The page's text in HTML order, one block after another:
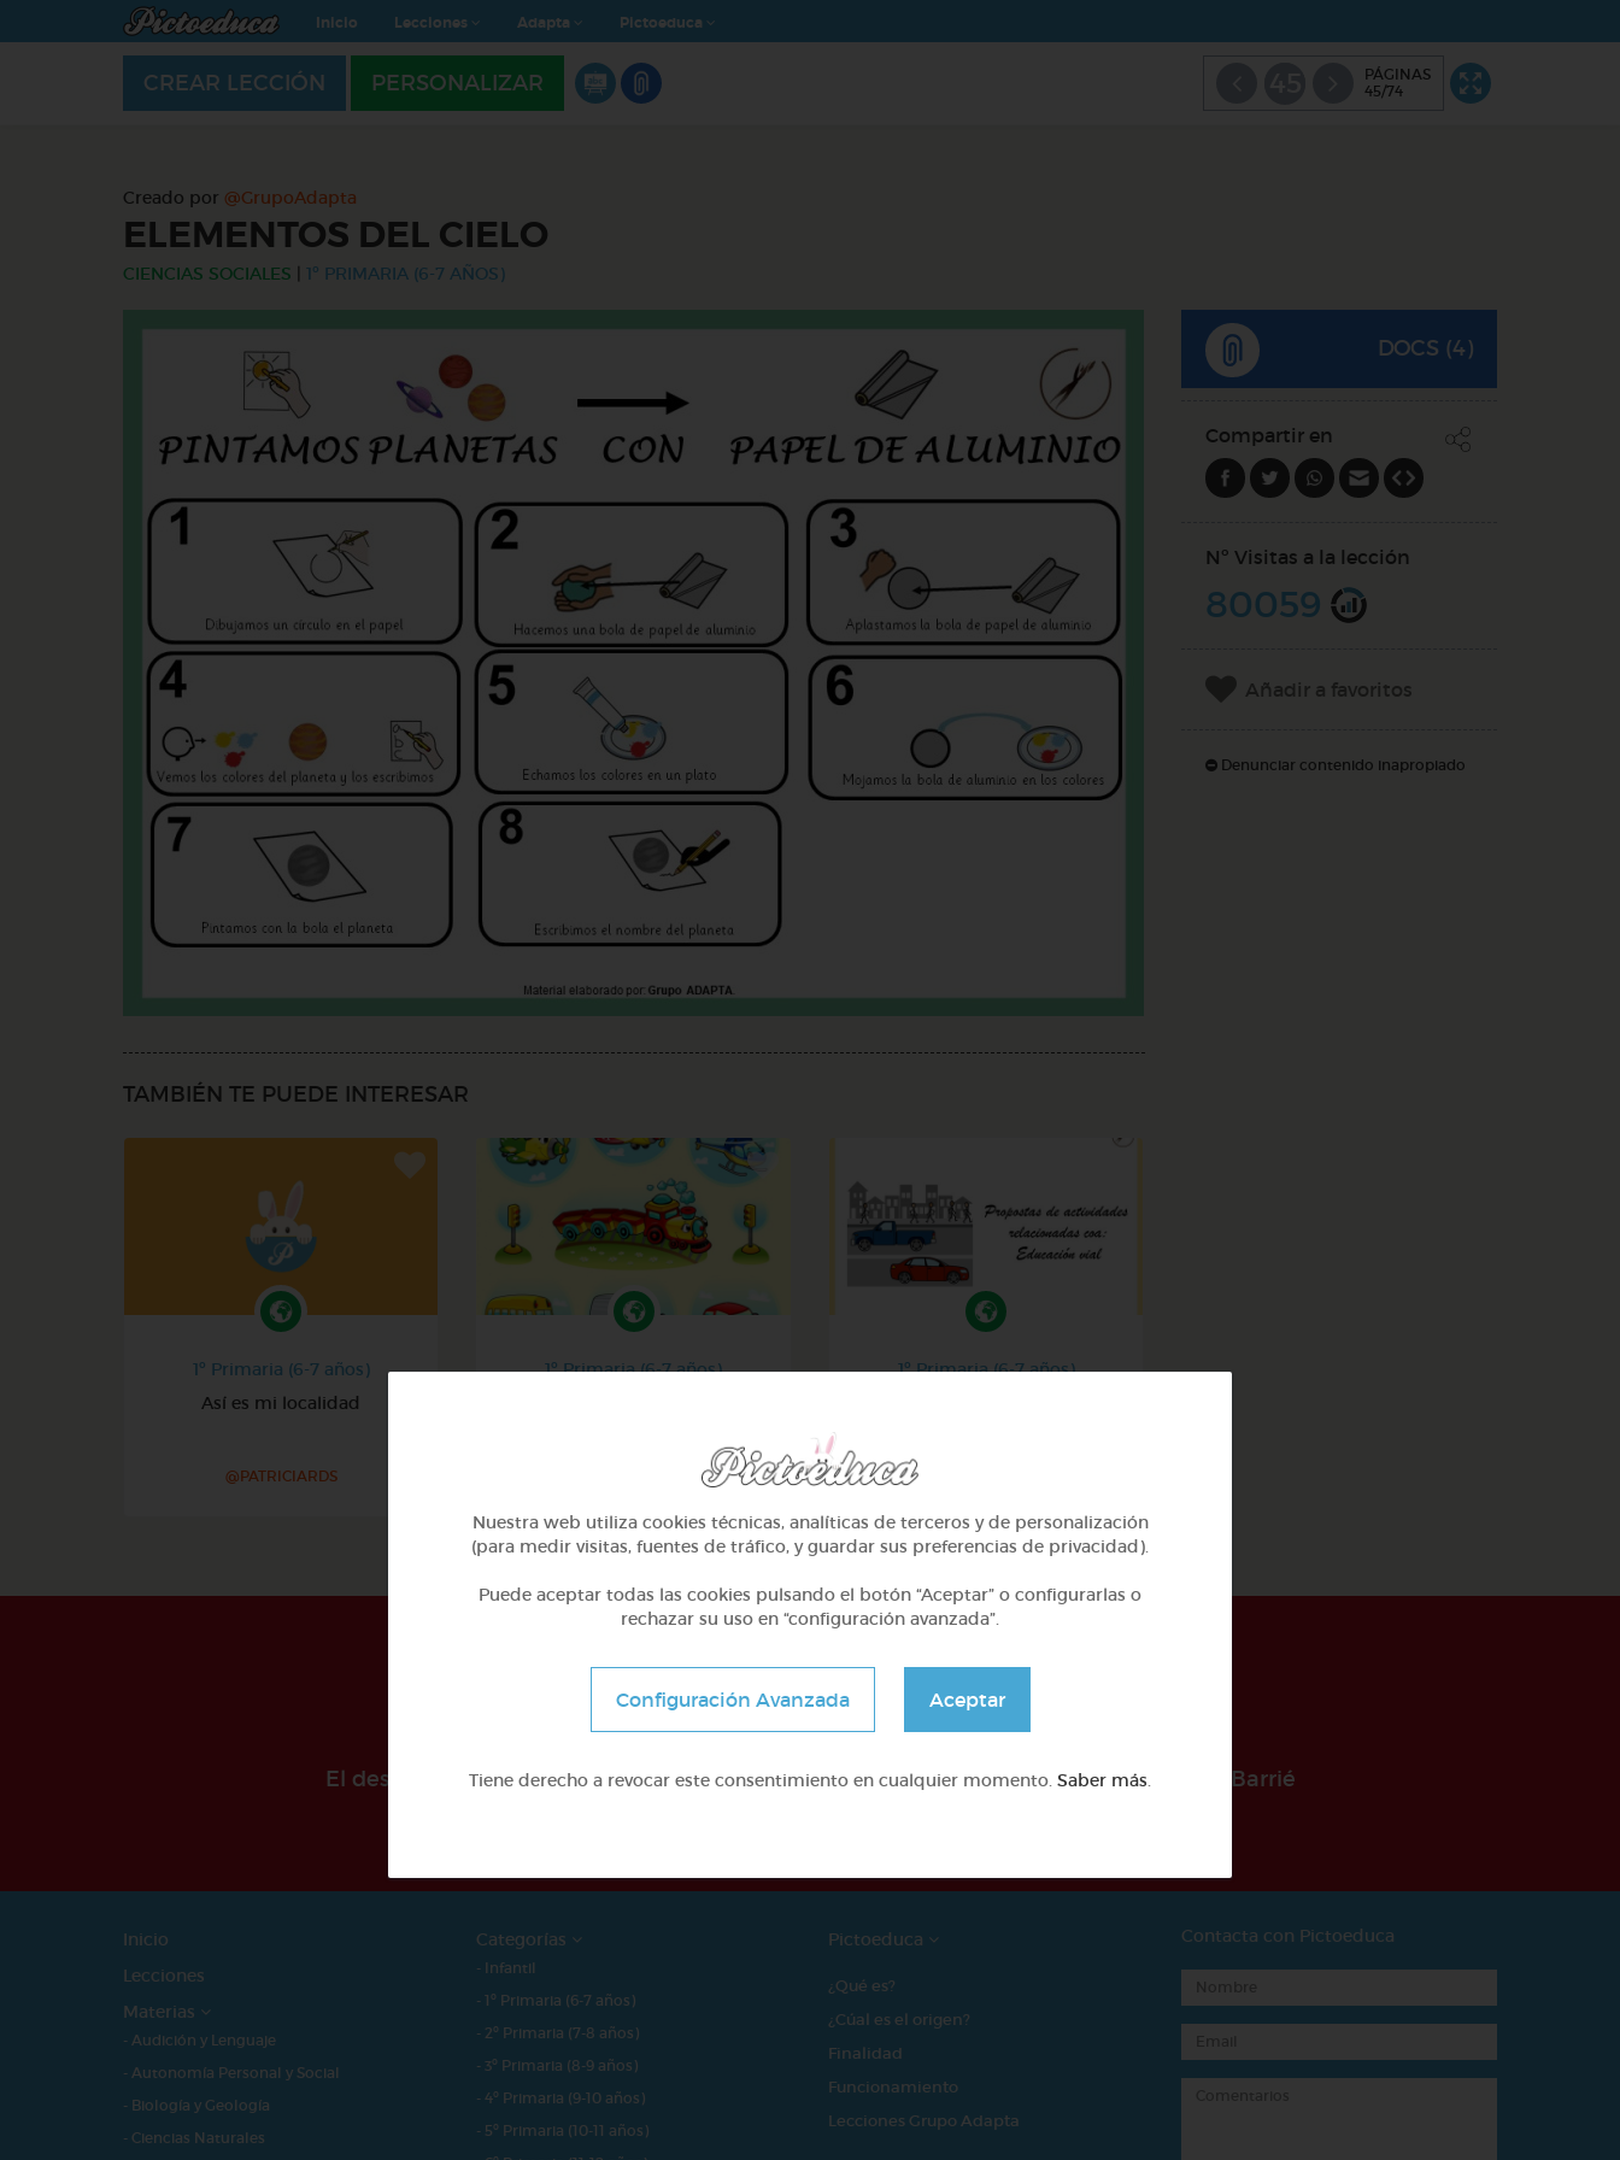
Inicio Lecciones Adapta Pictoeduca
CREAR LECCIÓN PERSONALIZAR
PÁGINAS
45/74
Creado por @GrupoAdapta
ELEMENTOS DEL CIELO
CIENCIAS SOCIALES 1º PRIMARIA (6-7 AÑOS)
TAMBIÉN TE PUEDE INTERESAR
1º Primaria (6-7 años)
Así es mi localidad
@PATRICIARDS
1º Primaria (6-7 años)
1º Primaria (6-7 años)
DOCS (4)
Compartir en
Nº Visitas a la lección
80059
Añadir a favoritos
Denunciar contenido inapropiado
El desarollo de este proyecto ha sido posible gracias al mecenazgo de la Fundación Barrié
Inicio
Lecciones
Materias
- Audición y Lenguaje
- Autonomía Personal y Social
- Biología y Geología
- Ciencias Naturales
Categorías
- Infantil
- 1º Primaria (6-7 años)
- 2º Primaria (7-8 años)
- 3º Primaria (8-9 años)
- 4º Primaria (9-10 años)
- 5º Primaria (10-11 años)
Pictoeduca
¿Qué es?
¿Cúal es el origen?
Finalidad
Funcionamiento
Lecciones Grupo Adapta
Contacta con Pictoeduca
Nuestra web utiliza cookies técnicas, analíticas de terceros y de personalización
(para medir visitas, fuentes de tráfico, y guardar sus preferencias de privacidad).
Puede aceptar todas las cookies pulsando el botón “Aceptar” o configurarlas o
rechazar su uso en “configuración avanzada”.
Configuración Avanzada Aceptar
Tiene derecho a revocar este consentimiento en cualquier momento. Saber más.